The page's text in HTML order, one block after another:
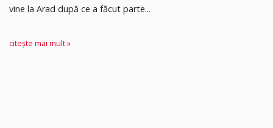
vine la Arad după ce a făcut parte...
citește mai mult »